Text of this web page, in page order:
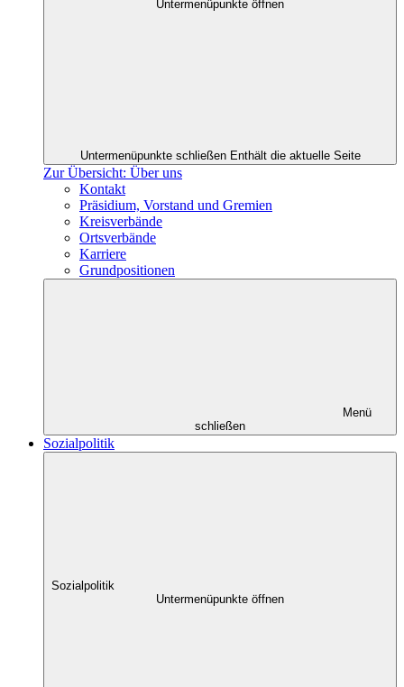
Untermenüpunkte öffnen
Untermenüpunkte schließen Enthält die aktuelle Seite
Zur Übersicht: Über uns
Kontakt
Präsidium, Vorstand und Gremien
Kreisverbände
Ortsverbände
Karriere
Grundpositionen
Menü
schließen
Sozialpolitik
Sozialpolitik
Untermenüpunkte öffnen